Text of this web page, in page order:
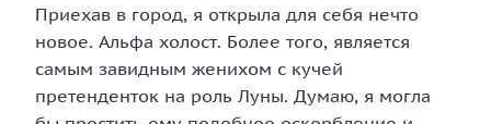
Приехав в город, я открыла для себя нечто
новое. Альфа холост. Более того, является
самым завидным женихом с кучей
претенденток на роль Луны. Думаю, я могла